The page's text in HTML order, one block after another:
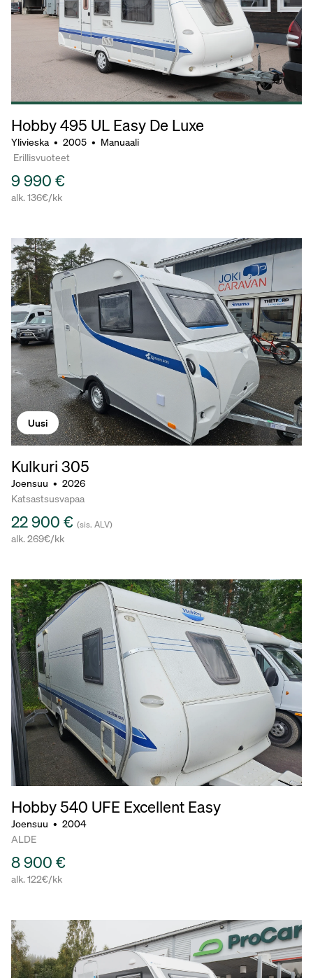
Hobby 495 UL Easy De Luxe
Ylivieska • 2005 • Manuaali
Erillisvuoteet
9 990 €
alk. 136€/kk
Uusi
Kulkuri 305
Joensuu • 2026
Katsastsusvapaa
22 900 € (sis. ALV)
alk. 269€/kk
Hobby 540 UFE Excellent Easy
Joensuu • 2004
ALDE
8 900 €
alk. 122€/kk